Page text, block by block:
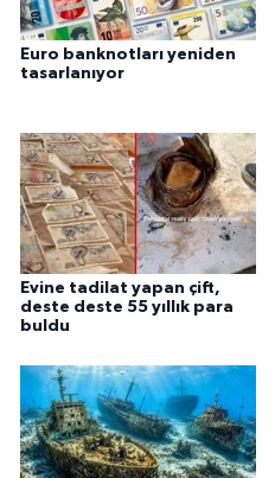
Euro banknotları yeniden
tasarlanıyor
Evine tadilat yapan çift,
deste deste 55 yıllık para
buldu